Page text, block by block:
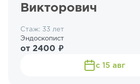
Викторович
Стаж: 33 лет
Эндоскопист
от 2400 ₽
с 15 авг